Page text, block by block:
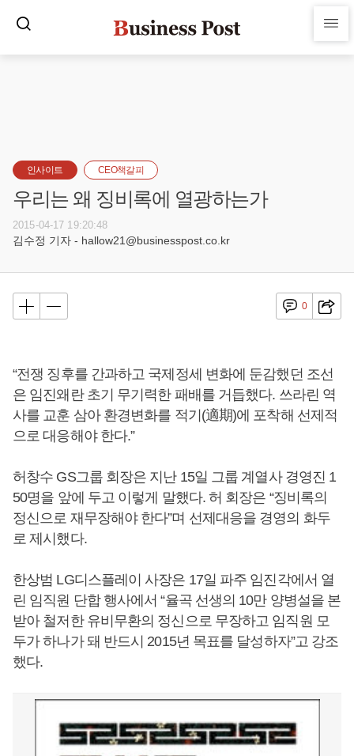
인사이트 CEO책갈피
우리는 왜 징비록에 열광하는가
2015-04-17 19:20:48
김수정 기자 - hallow21@businesspost.co.kr
0
“전쟁 징후를 간과하고 국제정세 변화에 둔감했던 조선
은 임진왜란 초기 무기력한 패배를 거듭했다. 쓰라린 역
사를 교훈 삼아 환경변화를 적기(適期)에 포착해 선제적
으로 대응해야 한다.”
허창수 GS그룹 회장은 지난 15일 그룹 계열사 경영진 1
50명을 앞에 두고 이렇게 말했다. 허 회장은 “징비록의
정신으로 재무장해야 한다”며 선제대응을 경영의 화두
로 제시했다.
한상범 LG디스플레이 사장은 17일 파주 임진각에서 열
린 임직원 단합 행사에서 “율곡 선생의 10만 양병설을 본
받아 철저한 유비무환의 정신으로 무장하고 임직원 모
두가 하나가 돼 반드시 2015년 목표를 달성하자”고 강조
했다.